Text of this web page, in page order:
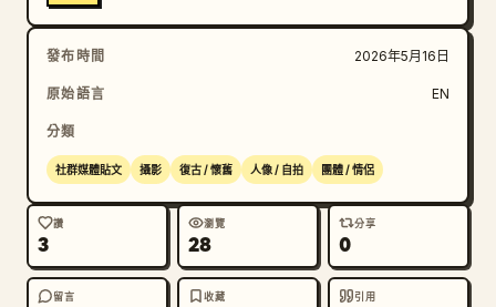
發布時間 2026年5月16日
原始語言 EN
分類
社群媒體貼文 攝影 復古 / 懷舊 人像 / 自拍 團體 / 情侶
讚
3
瀏覽
28
分享
0
留言 收藏 引用